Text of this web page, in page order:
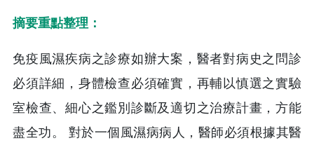
摘要重點整理：
免疫風濕疾病之診療如辦大案，醫者對病史之問診
必須詳細，身體檢查必須確實，再輔以慎選之實驗
室檢查、細心之鑑別診斷及適切之治療計畫，方能
盡全功。 對於一個風濕病病人，醫師必須根據其醫